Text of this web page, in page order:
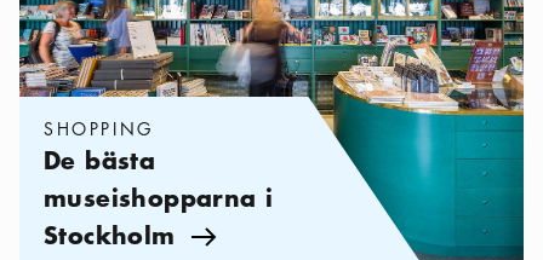
SHOPPING
De bästa
museishopparna i
Stockholm Pil ikon